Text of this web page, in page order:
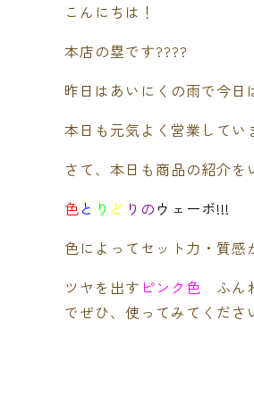
こんにちは！
本店の塁です????
昨日はあいにくの雨で今
本日も元気よく営業してい
さて、本日も商品の紹介
色と り ど りの ウェーボ!!!
色によってセット力・質
ツヤを出す ピンク色 ふん
でぜひ、使ってみてくださ